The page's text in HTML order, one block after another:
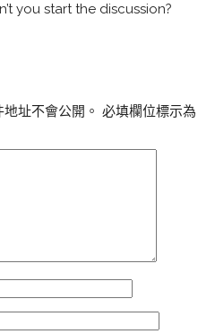
you start the discussion?
址不會公開。 必填欄位標示為